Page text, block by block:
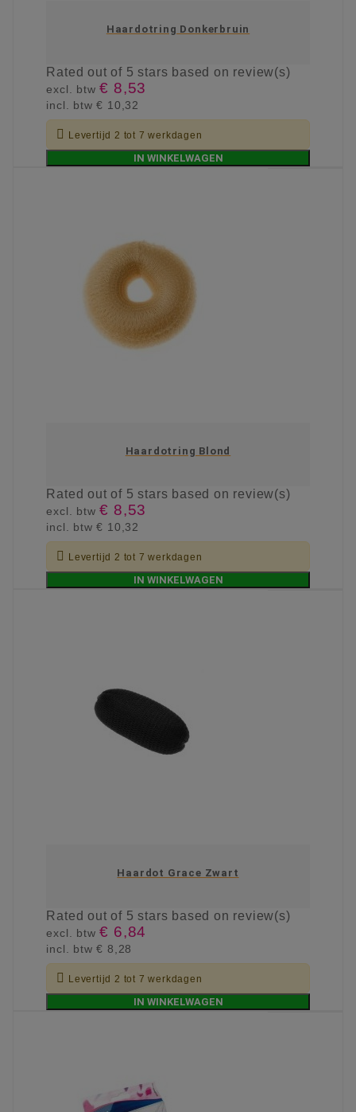
Haardotring Donkerbruin
Ratedout of 5 stars based on review(s)
excl. btw€ 8,53
incl. btw€ 10,32
 Levertijd 2 tot 7 werkdagen
IN WINKELWAGEN
Haardotring Blond
Ratedout of 5 stars based on review(s)
excl. btw€ 8,53
incl. btw€ 10,32
 Levertijd 2 tot 7 werkdagen
IN WINKELWAGEN
Haardot Grace Zwart
Ratedout of 5 stars based on review(s)
excl. btw€ 6,84
incl. btw€ 8,28
 Levertijd 2 tot 7 werkdagen
IN WINKELWAGEN